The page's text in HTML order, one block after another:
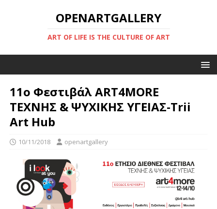
OPENARTGALLERY
ART OF LIFE IS THE CULTURE OF ART
11ο Φεστιβάλ ART4MORE
ΤΕΧΝΗΣ & ΨΥΧΙΚΗΣ ΥΓΕΙΑΣ-Trii
Art Hub
10/11/2018 openartgallery